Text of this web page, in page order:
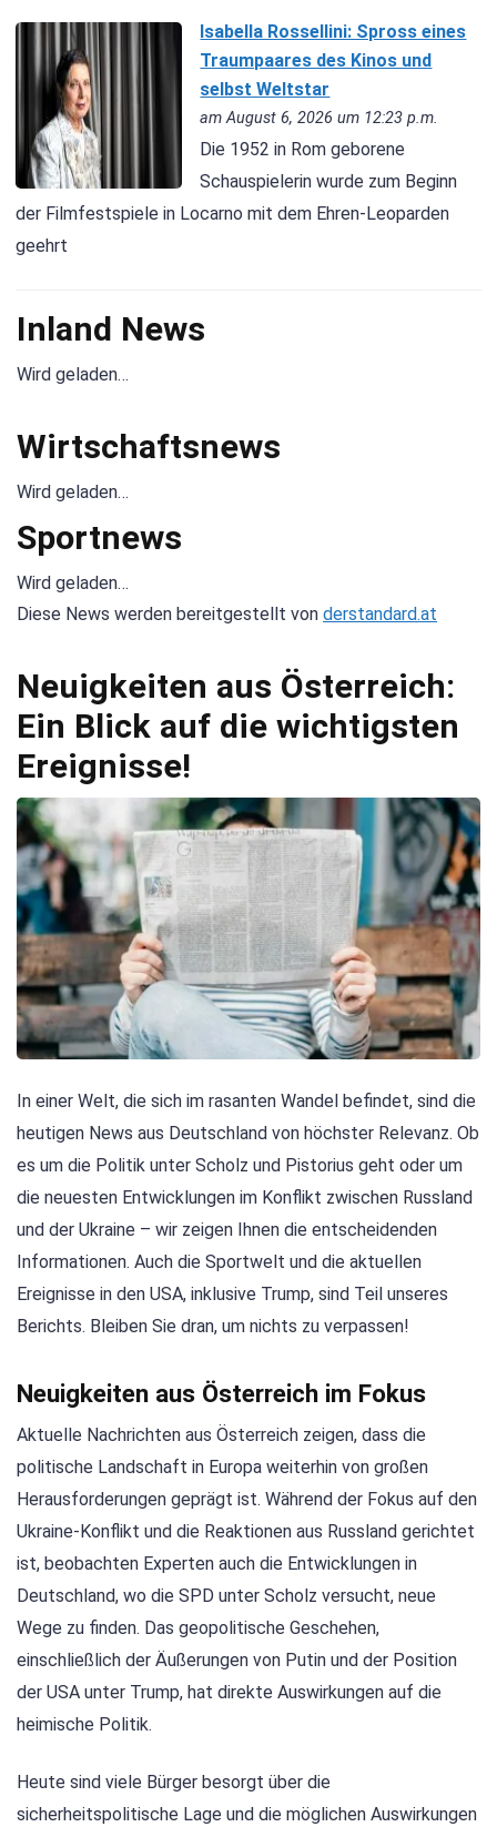
Isabella Rossellini: Spross eines
Traumpaares des Kinos und
selbst Weltstar
am August 6, 2026 um 12:23 p.m.
Die 1952 in Rom geborene
Schauspielerin wurde zum Beginn
der Filmfestspiele in Locarno mit dem Ehren-Leoparden
geehrt
Inland News
Wird geladen…
Wirtschaftsnews
Wird geladen…
Sportnews
Wird geladen…
Diese News werden bereitgestellt von derstandard.at
Neuigkeiten aus Österreich:
Ein Blick auf die wichtigsten
Ereignisse!
In einer Welt, die sich im rasanten Wandel befindet, sind die
heutigen News aus Deutschland von höchster Relevanz. Ob
es um die Politik unter Scholz und Pistorius geht oder um
die neuesten Entwicklungen im Konflikt zwischen Russland
und der Ukraine – wir zeigen Ihnen die entscheidenden
Informationen. Auch die Sportwelt und die aktuellen
Ereignisse in den USA, inklusive Trump, sind Teil unseres
Berichts. Bleiben Sie dran, um nichts zu verpassen!
Neuigkeiten aus Österreich im Fokus
Aktuelle Nachrichten aus Österreich zeigen, dass die
politische Landschaft in Europa weiterhin von großen
Herausforderungen geprägt ist. Während der Fokus auf den
Ukraine-Konflikt und die Reaktionen aus Russland gerichtet
ist, beobachten Experten auch die Entwicklungen in
Deutschland, wo die SPD unter Scholz versucht, neue
Wege zu finden. Das geopolitische Geschehen,
einschließlich der Äußerungen von Putin und der Position
der USA unter Trump, hat direkte Auswirkungen auf die
heimische Politik.
Heute sind viele Bürger besorgt über die
sicherheitspolitische Lage und die möglichen Auswirkungen